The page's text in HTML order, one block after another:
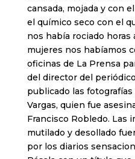
cansada, mojada y con
el químico seco con el
nos había rociado horas
mujeres nos habíamos
oficinas de La Prensa
del director del
publicado las
Vargas, quien fue
Francisco Robledo. Las
mutilado y desollado
por los diarios